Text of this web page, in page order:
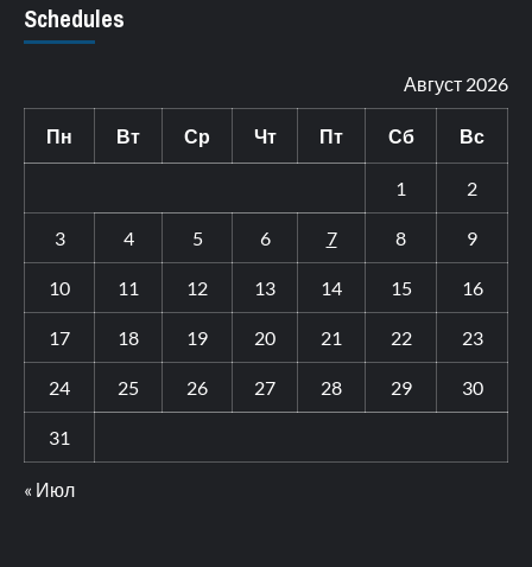
Schedules
Август 2026
Пн Вт Ср Чт Пт Сб Вс
1 2
3 4 5 6 7 8 9
10 11 12 13 14 15 16
17 18 19 20 21 22 23
24 25 26 27 28 29 30
31
« Июл